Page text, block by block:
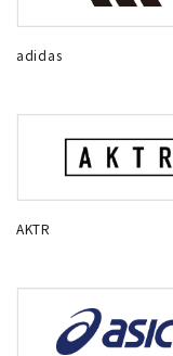
adidas
AKTR